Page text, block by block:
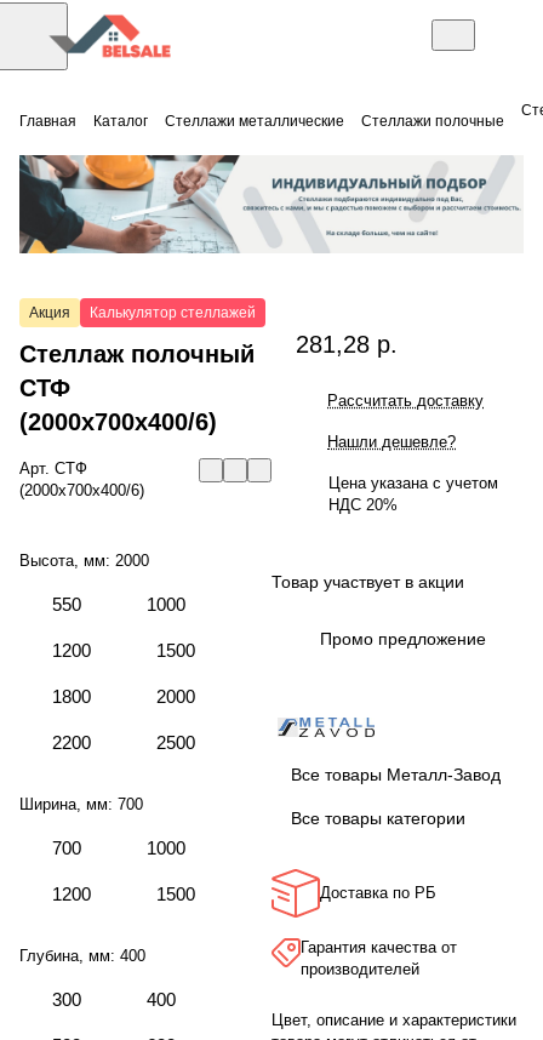
Главная Каталог Стеллажи металлические Стеллажи полочные
Акция Калькулятор стеллажей
Стеллаж полочный
СТФ
(2000x700x400/6)
Арт. СТФ
(2000x700x400/6)
Высота, мм: 2000
550 1000
1200 1500
1800 2000
2200 2500
Ширина, мм: 700
700 1000
1200 1500
Глубина, мм: 400
300 400
281,28 р.
Рассчитать доставку
Нашли дешевле?
Цена указана с учетом
НДС 20%
Товар участвует в акции
Промо предложение
Все товары Металл-Завод
Все товары категории
Доставка по РБ
Гарантия качества от
производителей
Цвет, описание и характеристики